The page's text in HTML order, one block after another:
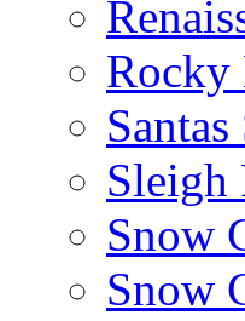
Rocky
Santas
Sleigh
Snow
Snow